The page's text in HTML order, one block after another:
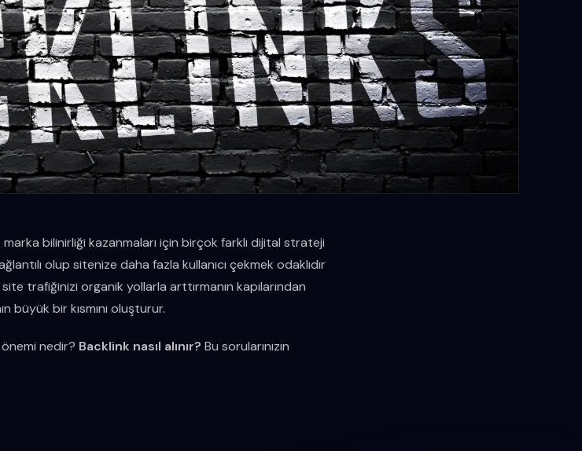
bilinirliği kazanmaları için birçok farklı dijital strateji
olup sitenize daha fazla kullanıcı çekmek odaklıdır
trafiğinizi organik yollarla arttırmanın kapılarından
büyük bir kısmını oluşturur.
nedir? Backlink nasıl alınır? Bu sorularınızın